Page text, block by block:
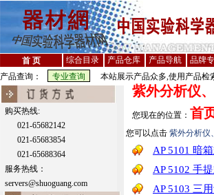
首 页 综合目录 产品仓库 产品导航
品牌
产品查询：
本站展示产品众多,使用产品检
购买热线:
021-65682142
021-65683854
021-65688364
服务热线：
servers@shuoguang.com
紫外分析仪
您现在的位置： 首
您可以点击 紫外分析仪
AP 5101 暗
AP 5102 手
AP 5103 三